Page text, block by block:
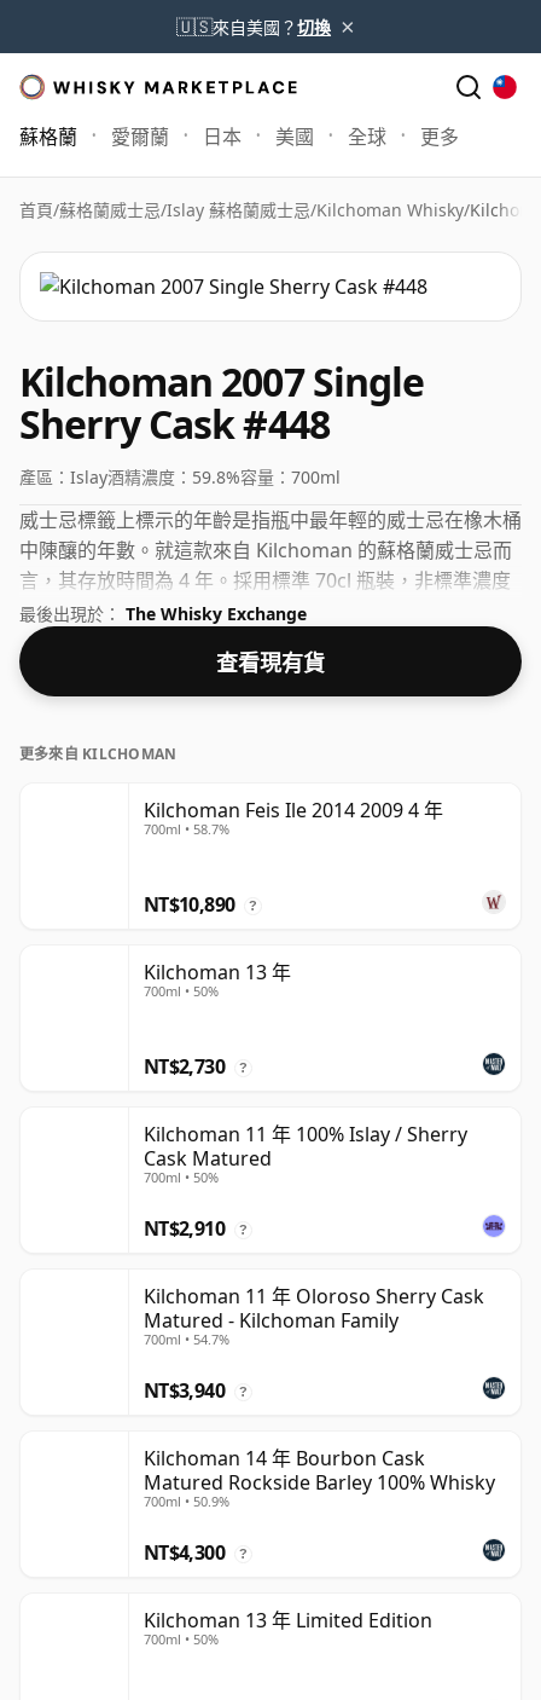
🇺🇸來自美國？切換 ×
蘇格蘭 愛爾蘭 日本 美國 全球 更多
首頁/蘇格蘭威士忌/Islay 蘇格蘭威士忌/Kilchoman Whisky/
Kilchoman 2007 Single
Sherry Cask #448
產區： Islay酒精濃度： 59.8%容量： 700ml
威士忌標籤上標示的年齡是指瓶中最年輕的威士忌在橡木桶
中陳釀的年數。就這款來自 Kilchoman 的蘇格蘭威士忌而
言，其存放時間為 4 年。採用標準 70cl 瓶裝，非標準濃度
為 59.8%。
最後出現於： The Whisky Exchange
查看現有貨
更多來自 KILCHOMAN
Kilchoman Feis Ile 2014 2009 4 年
700ml • 58.7%
NT$10,890 ?
Kilchoman 13 年
700ml • 50%
NT$2,730 ?
Kilchoman 11 年 100% Islay / Sherry
Cask Matured
700ml • 50%
NT$2,910 ?
Kilchoman 11 年 Oloroso Sherry Cask
Matured - Kilchoman Family
700ml • 54.7%
NT$3,940 ?
Kilchoman 14 年 Bourbon Cask
Matured Rockside Barley 100% Whisky
700ml • 50.9%
NT$4,300 ?
Kilchoman 13 年 Limited Edition
700ml • 50%